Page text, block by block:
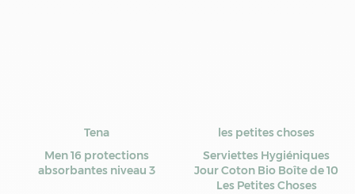
Tena
Men 16 protections
absorbantes niveau 3
les petites choses
Serviettes Hygiéniques
Jour Coton Bio Boîte de 10
Les Petites Choses